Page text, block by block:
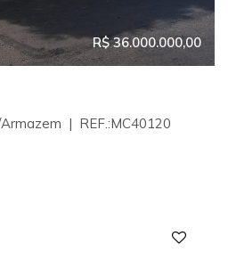
R$ 36.000.000,00
| REF.:MC40120